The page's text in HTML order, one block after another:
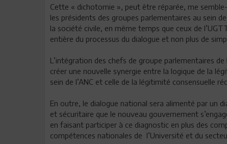
Cette « dichotomie », peut être réparée, me
les présidents des groupes parlementaires au sein
la société civile, en même temps que ceux de
entière du processus du dialogue et non plus de
L’intégration des chefs de groupe parlementaires
créer une nouvelle synergie entre la logique de la
sein de l’ANC et celle de la légitimité consensuelle
En outre, le dialogue national sera alimenté par un
et sécuritaire que le nouveau gouvernement
en faisant participer à ce diagnostic en plus des
compétences nationales de l’Université et du